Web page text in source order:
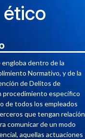
ético
engloba dentro de la
Normativo, y de la
de Delitos de
procedimiento específico
de todos los empleados
que tengan relación
comunicar de un modo
aquellas actuaciones